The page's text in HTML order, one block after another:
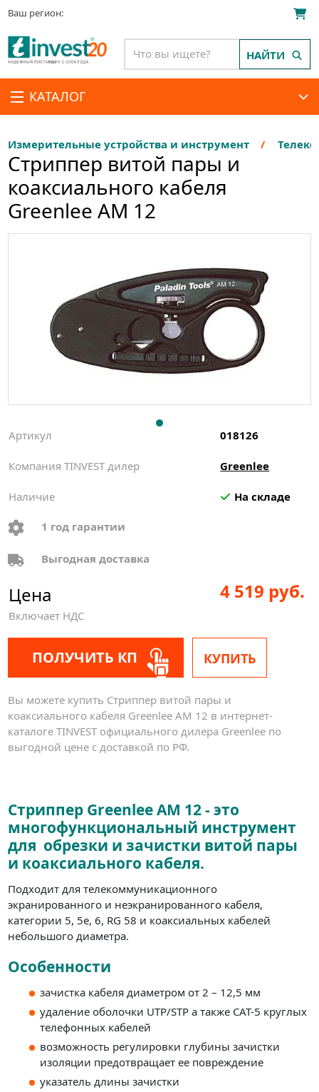
Ваш регион:
КАТАЛОГ
НАЙТИ
Измерительные устройства и инструмент
Стриппер витой пары и
коаксиального кабеля
Greenlee AM 12
Артикул 018126
Компания TINVEST дилер Greenlee
Наличие На складе
1 год гарантии
Выгодная доставка
Цена
Включает НДС
4 519 руб.
ПОЛУЧИТЬ КП КУПИТЬ
Вы можете купить Стриппер витой пары и
коаксиального кабеля Greenlee AM 12 в интернет-
каталоге TINVEST официального дилера Greenlee по
выгодной цене с доставкой по РФ.
Стриппер Greenlee AM 12 - это
многофункциональный инструмент
для обрезки и зачистки витой пары
и коаксиального кабеля.
Подходит для телекоммуникационного
экранированного и неэкранированного кабеля,
категории 5, 5e, 6, RG 58 и коаксиальных кабелей
небольшого диаметра.
Особенности
зачистка кабеля диаметром от 2 – 12,5 мм
удаление оболочки UTP/STP а также CAT-5 круглых
телефонных кабелей
возможность регулировки глубины зачистки
изоляции предотвращает ее повреждение
указатель длины зачистки